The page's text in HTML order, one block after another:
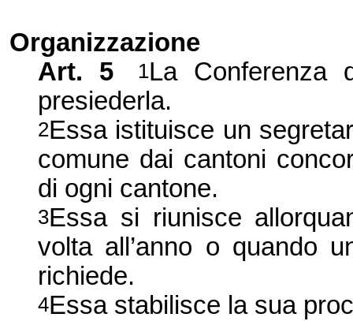
Organizzazione
Art. 5 1La Conferenza
presiederla.
2Essa istituisce un
comune dai cantoni
di ogni cantone.
3Essa si riunisce
volta all’anno o quando
richiede.
4Essa stabilisce la sua